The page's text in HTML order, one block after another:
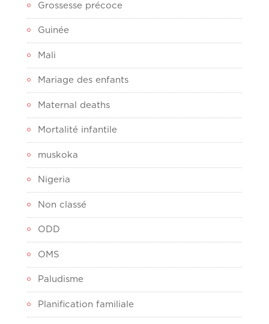
Grossesse précoce
Guinée
Mali
Mariage des enfants
Maternal deaths
Mortalité infantile
muskoka
Nigeria
Non classé
ODD
OMS
Paludisme
Planification familiale